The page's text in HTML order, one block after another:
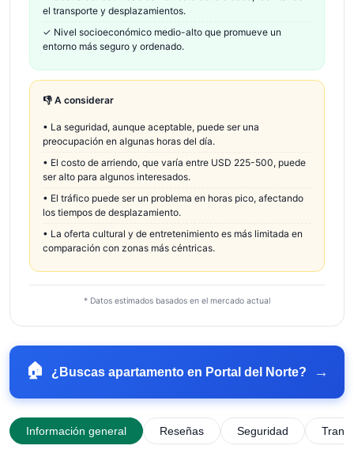
el transporte y desplazamientos.
✓ Nivel socioeconómico medio-alto que promueve un
entorno más seguro y ordenado.
👎 A considerar
• La seguridad, aunque aceptable, puede ser una
preocupación en algunas horas del día.
• El costo de arriendo, que varía entre USD 225-500, puede
ser alto para algunos interesados.
• El tráfico puede ser un problema en horas pico, afectando
los tiempos de desplazamiento.
• La oferta cultural y de entretenimiento es más limitada en
comparación con zonas más céntricas.
* Datos estimados basados en el mercado actual
🏠 ¿Buscas apartamento en Portal del Norte? →
Información general Reseñas Seguridad